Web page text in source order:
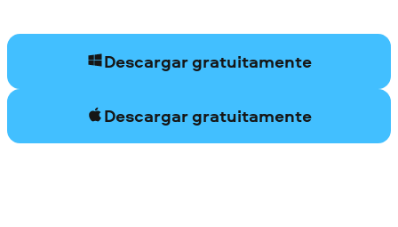
Descargar gratuitamente
Descargar gratuitamente